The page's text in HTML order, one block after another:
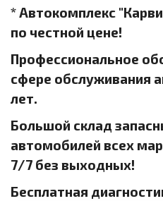
* Автокомплекс
по честной цене!
Профессиональное
сфере обслуживания
лет.
Большой склад
автомобилей всех
7/7 без выходных!
Бесплатная